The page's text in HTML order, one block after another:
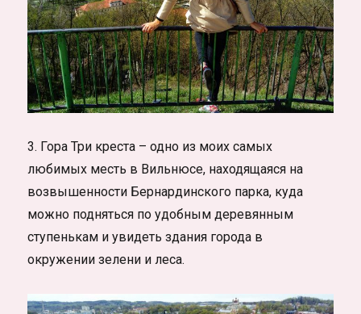
3. Гора Три креста – одно из моих самых
любимых месть в Вильнюсе, находящаяся на
возвышенности Бернардинского парка, куда
можно подняться по удобным деревянным
ступенькам и увидеть здания города в
окружении зелени и леса.